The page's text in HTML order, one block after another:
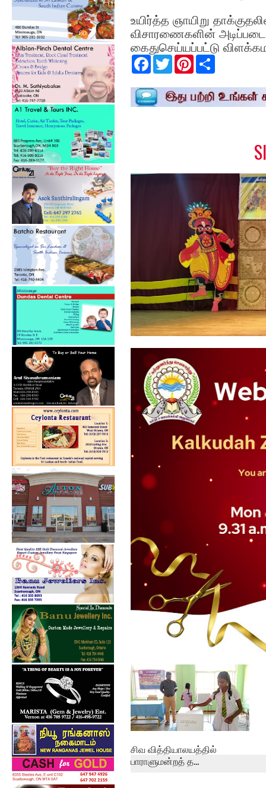
உயிர்த்த ஞாயிறு
விசாரணைகளின்
கைதுசெய்யப்பட்டு
F
e
b
o
T
w
t
t
e
P
t
e
r
r
e
கல்குடா கல்வி வலயத்தின்
ஏற்பாட்டில...
கல்குடா கல்வி வலயத்தின்
இணையத்தளம் ...
சிவ வித்தியாலயத்தில்
பாராளுமன்றத் த...